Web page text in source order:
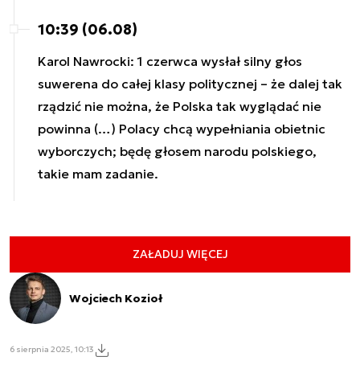
10:39 (06.08)
Karol Nawrocki: 1 czerwca wysłał silny głos
suwerena do całej klasy politycznej – że dalej tak
rządzić nie można, że Polska tak wyglądać nie
powinna (…) Polacy chcą wypełniania obietnic
wyborczych; będę głosem narodu polskiego,
takie mam zadanie.
ZAŁADUJ WIĘCEJ
Wojciech Kozioł
6 sierpnia 2025, 10:13